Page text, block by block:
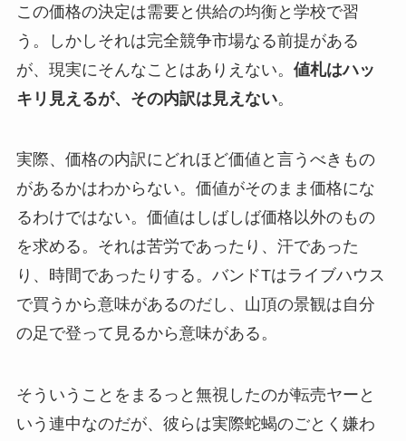
この価格の決定は需要と供給の均衡と学校で習
う。しかしそれは完全競争市場なる前提がある
が、現実にそんなことはありえない。 値札はハッ
キリ見えるが、その内訳は見えない。
実際、価格の内訳にどれほど価値と言うべきもの
があるかはわからない。価値がそのまま価格にな
るわけではない。価値はしばしば価格以外のもの
を求める。それは苦労であったり、汗であった
り、時間であったりする。バンドTはライブハウス
で買うから意味があるのだし、山頂の景観は自分
の足で登って見るから意味がある。
そういうことをまるっと無視したのが転売ヤーと
いう連中なのだが、彼らは実際蛇蝎のごとく嫌わ